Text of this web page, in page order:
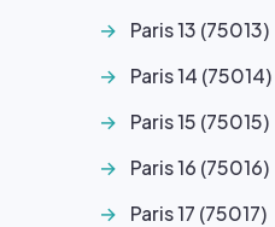
Paris 13 (75013)
Paris 14 (75014)
Paris 15 (75015)
Paris 16 (75016)
Paris 17 (75017)